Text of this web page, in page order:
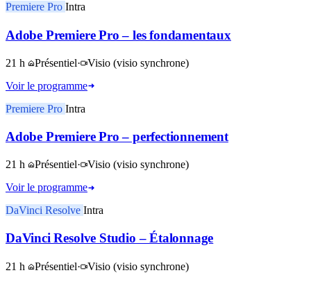
Premiere Pro Intra
Adobe Premiere Pro – les fondamentaux
21 h Présentiel· Visio (visio synchrone)
Voir le programme
Premiere Pro Intra
Adobe Premiere Pro – perfectionnement
21 h Présentiel· Visio (visio synchrone)
Voir le programme
DaVinci Resolve Intra
DaVinci Resolve Studio – Étalonnage
21 h Présentiel· Visio (visio synchrone)